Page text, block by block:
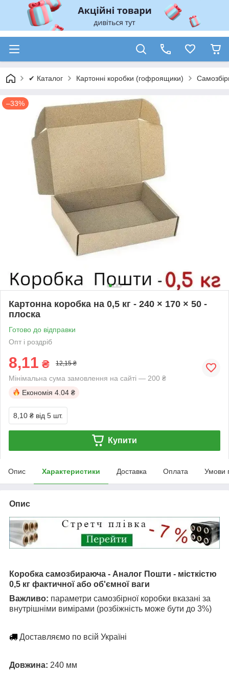
✔ Каталог Картонні коробки (гофроящики)
–33%
Картонна коробка на 0,5 кг - 240 × 170 × 50 -
плоска
Готово до відправки
Опт і роздріб
8,11 ₴ 12,15 ₴
Мінімальна сума замовлення на сайті — 200 ₴
Економія 4.04 ₴
8,10 ₴ від 5 шт.
Купити
Опис Характеристики Доставка Оплата Умови
Опис
Коробка самозбираюча - Аналог Пошти - місткістю
0,5 кг фактичної або об'ємної ваги
Важливо: параметри самозбірної коробки вказані за
внутрішніми вимірами (розбіжність може бути до 3%)
Доставляємо по всій Україні
Довжина: 240 мм